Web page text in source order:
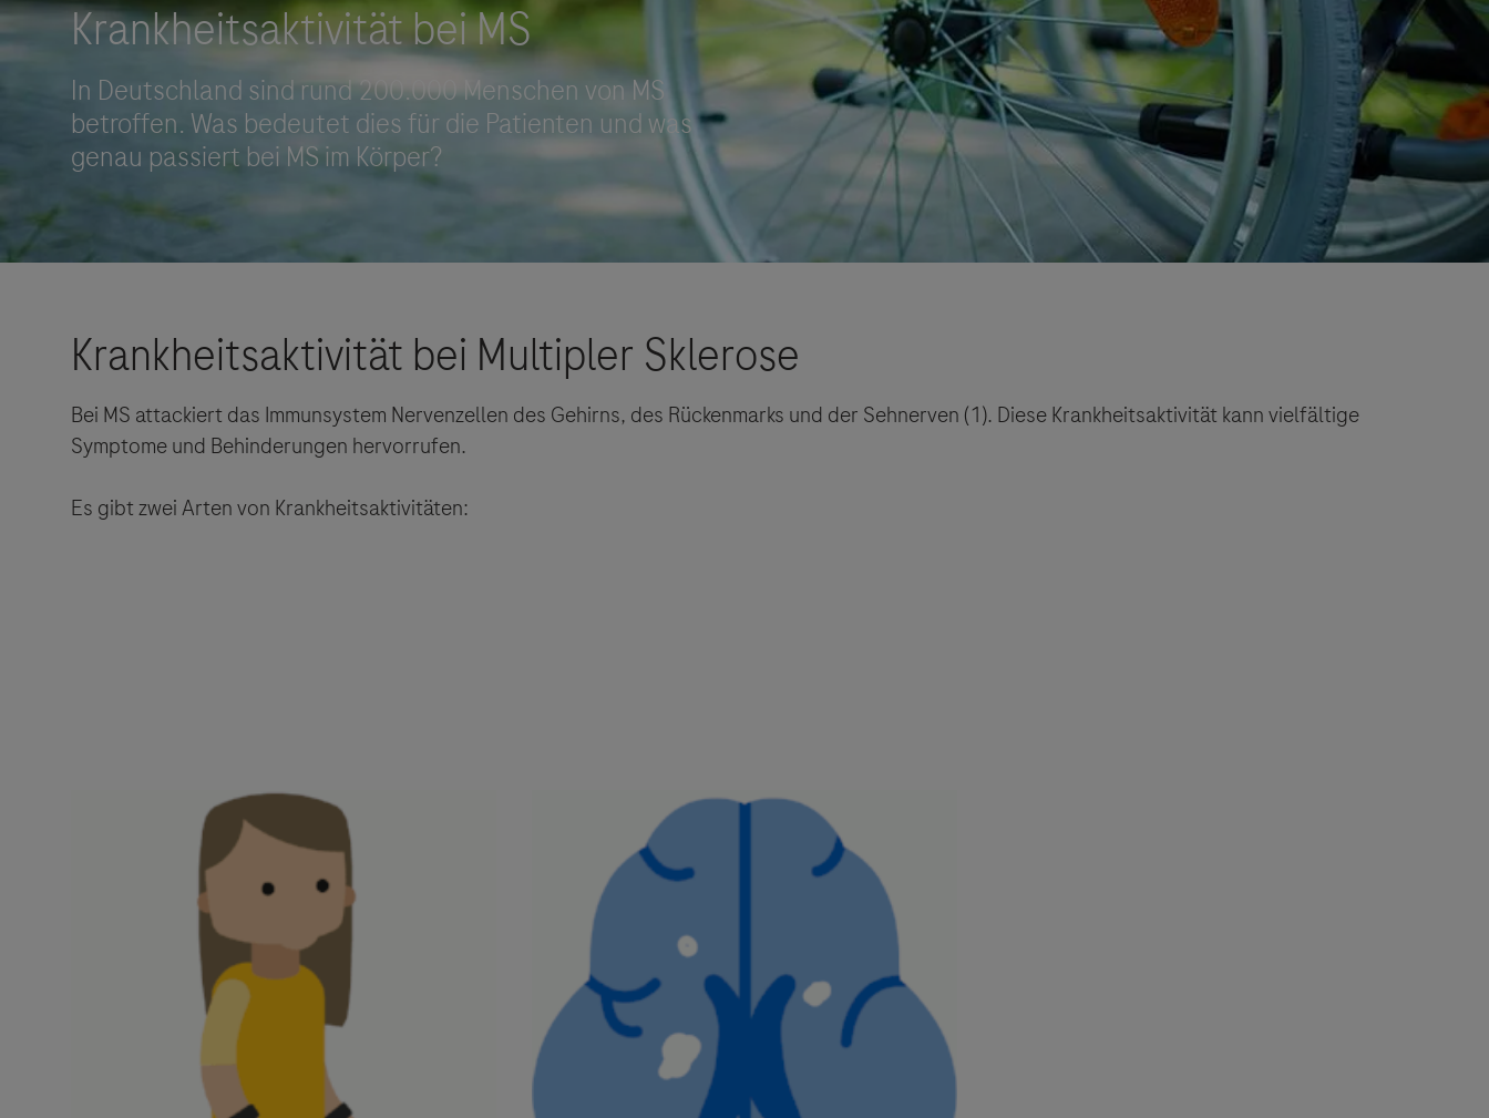
Roche Stories
Events
Podcast
Blog Zukunftslabor
Klinische Studien Vigilanz-Training
Bei MS attackiert das Immunsystem Nervenzellen des Gehirns, des Rückenmarks und der Sehnerven (1). Diese Krankheitsaktivität kann vielfältige
Symptome und Behinderungen hervorrufen.
Es gibt zwei Arten von Krankheitsaktivitäten: